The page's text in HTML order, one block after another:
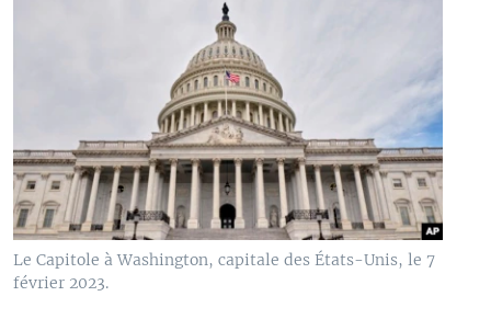
Le Capitole à Washington, capitale des États-Unis, le 7
février 2023.